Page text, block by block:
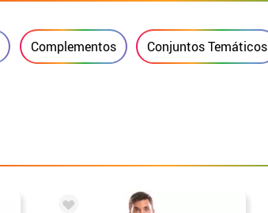
Complementos Conjuntos Temáticos